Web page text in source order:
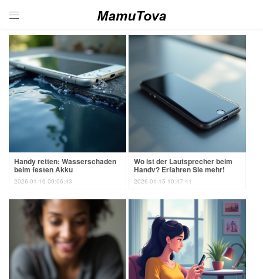

Handy retten: Wasserschaden
beim festen Akku
2026-01-16 09:06:43
Wo ist der Lautsprecher beim
Handy? Erfahren Sie mehr!
2026-01-15 10:47:41